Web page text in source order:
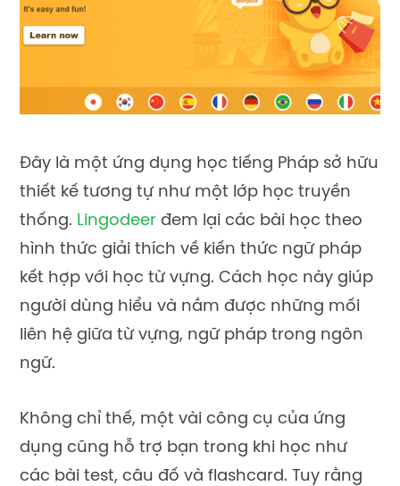
Đây là một ứng dụng học tiếng Pháp sở hữu
thiết kế tương tự như một lớp học truyền
thống. Lingodeer đem lại các bài học theo
hình thức giải thích về kiến thức ngữ pháp
kết hợp với học từ vựng. Cách học này giúp
người dùng hiểu và nắm được những mối
liên hệ giữa từ vựng, ngữ pháp trong ngôn
ngữ.
Không chỉ thế, một vài công cụ của ứng
dụng cũng hỗ trợ bạn trong khi học như
các bài test, câu đố và flashcard. Tuy rằng